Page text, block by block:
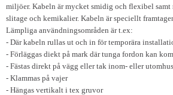
miljöer. Kabeln är mycket smidig och flexibel
slitage och kemikalier. Kabeln är speciellt
Lämpliga användningsområden är t.ex:
- Där kabeln rullas ut och in för temporära
- Förläggas diekt på mark där tunga fordon kan
- Fästas direkt på vägg eller tak inom- eller utomhus
- Klammas på vajer
- Hängas vertikalt i tex gruvor